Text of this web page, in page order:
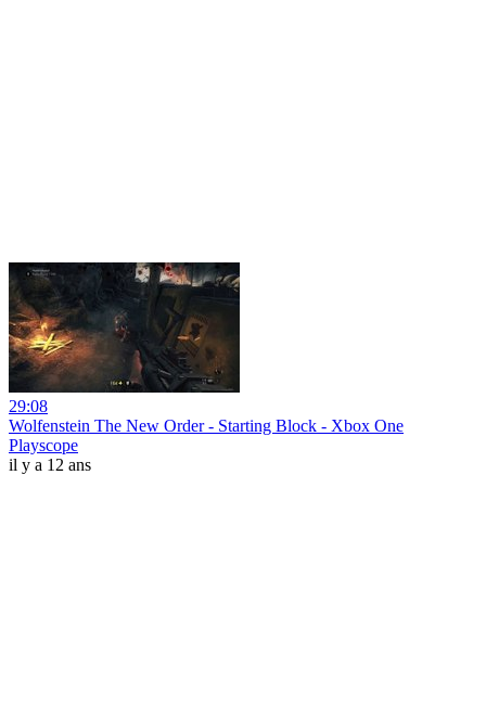
29:08
Wolfenstein The New Order - Starting Block - Xbox One
Playscope
il y a 12 ans